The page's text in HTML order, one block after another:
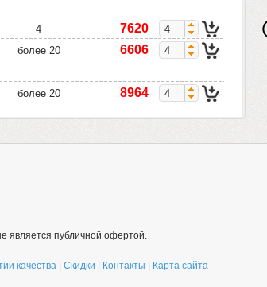
4 7620
более 20
6606
более 20 8964
является публичной офертой.
качества| Скидки Контакты Карта сайта